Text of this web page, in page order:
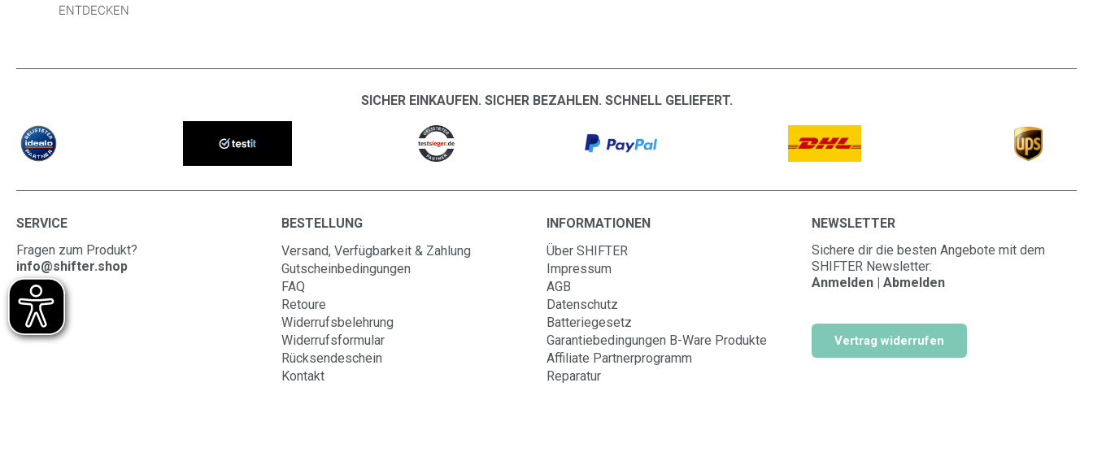
ENTDECKEN
SICHER EINKAUFEN. SICHER BEZAHLEN. SCHNELL GELIEFERT.
SERVICE
Fragen zum Produkt?
info@shifter.shop
BESTELLUNG
Versand, Verfügbarkeit & Zahlung
Gutscheinbedingungen
FAQ
Retoure
Widerrufsbelehrung
Widerrufsformular
Rücksendeschein
Kontakt
INFORMATIONEN
Über SHIFTER
Impressum
AGB
Datenschutz
Batteriegesetz
Garantiebedingungen B-Ware Produkte
Affiliate Partnerprogramm
Reparatur
NEWSLETTER
Sichere dir die besten Angebote mit dem
SHIFTER Newsletter:
Anmelden | Abmelden
Vertrag widerrufen